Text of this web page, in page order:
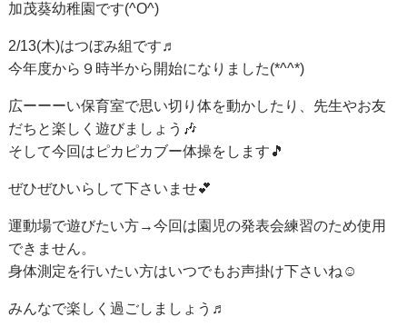
加茂葵幼稚園です(^O^)
2/13(木)はつぼみ組です♬
今年度から９時半から開始になりました(*^^*)
広ーーーい保育室で思い切り体を動かしたり、先生やお友
だちと楽しく遊びましょう🎶
そして今回はピカピカブー体操をします🎵
ぜひぜひいらして下さいませ💕
運動場で遊びたい方→今回は園児の発表会練習のため使用
できません。
身体測定を行いたい方はいつでもお声掛け下さいね☺
みんなで楽しく過ごしましょう♬